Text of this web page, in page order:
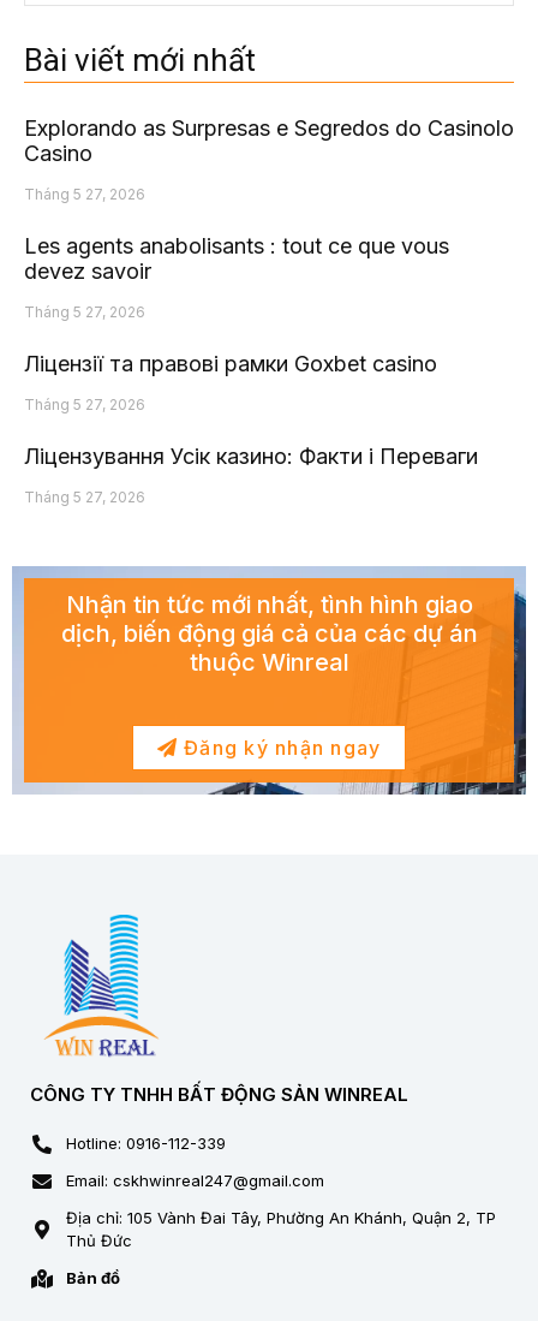
Bài viết mới nhất
Explorando as Surpresas e Segredos do Casinolo
Casino
Tháng 5 27, 2026
Les agents anabolisants : tout ce que vous
devez savoir
Tháng 5 27, 2026
Ліцензії та правові рамки Goxbet casino
Tháng 5 27, 2026
Ліцензування Усік казино: Факти і Переваги
Tháng 5 27, 2026
Nhận tin tức mới nhất, tình hình giao
dịch, biến động giá cả của các dự án
thuộc Winreal
Đăng ký nhận ngay
CÔNG TY TNHH BẤT ĐỘNG SẢN WINREAL
Hotline: 0916-112-339
Email: cskhwinreal247@gmail.com
Địa chỉ: 105 Vành Đai Tây, Phường An Khánh, Quận 2, TP
Thủ Đức
Bản đồ